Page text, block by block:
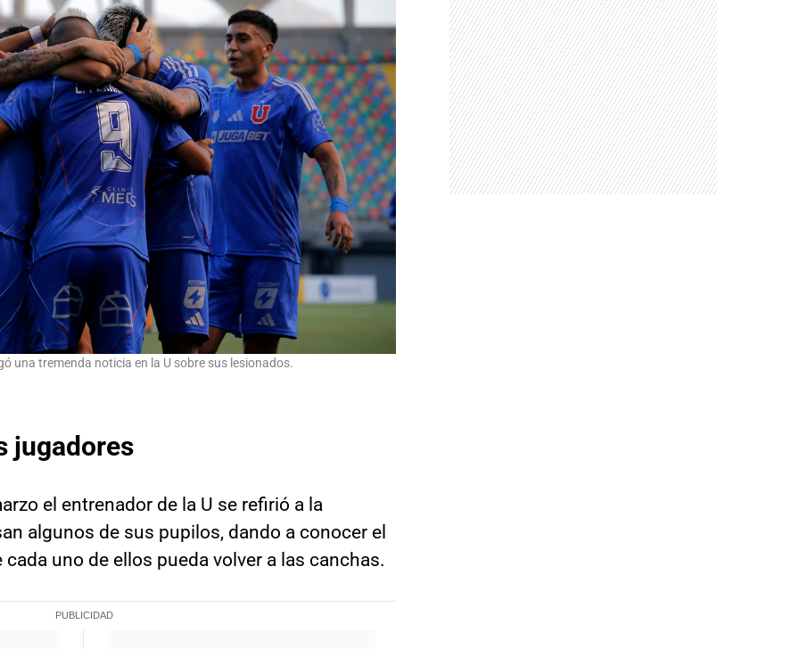
una tremenda noticia en la U sobre sus lesionados.
jugadores
el entrenador de la U se refirió a la
algunos de sus pupilos, dando a conocer el
uno de ellos pueda volver a las canchas.